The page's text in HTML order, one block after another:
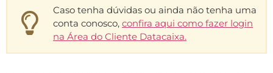
Caso tenha dúvidas ou ainda não tenha uma
conta conosco, confira aqui como fazer login
na Área do Cliente Datacaixa.